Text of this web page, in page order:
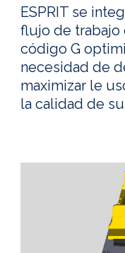
ESPRIT se
flujo de trabajo
código G
necesidad de
maximizar le
la calidad de